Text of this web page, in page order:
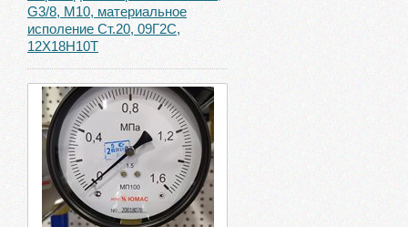
G3/8, М10, материальное
исполение Ст.20, 09Г2С,
12Х18Н10Т